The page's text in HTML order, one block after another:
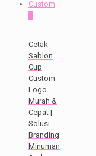
Cetak
Sablon
Cup
Custom
Logo
Murah &
Cepat |
Solusi
Branding
Minuman